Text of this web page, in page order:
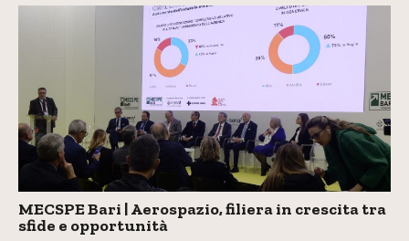
MECSPE Bari | Aerospazio, filiera in crescita tra
sfide e opportunità